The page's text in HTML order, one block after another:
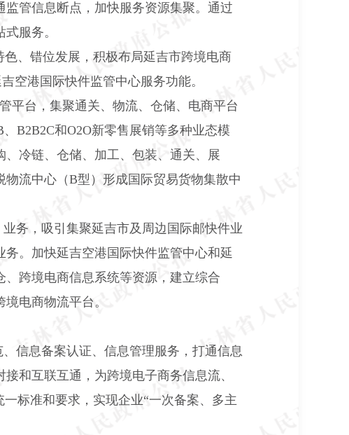
管信息断点，加快服务资源集聚。通过
服务。
、错位发展，积极布局延吉市跨境电商
空港国际快件监管中心服务功能。
平台，集聚通关、物流、仓储、电商平台
、 B2B2C和O2O新零售展销等多种业态模
冷链、仓储、加工、包装、通关、展
物流中心（B型）形成国际贸易货物集散中
业务，吸引集聚延吉市及周边国际邮快件业
。加快延吉空港国际快件监管中心和延
跨境电商信息系统等资源，建立综合
电商物流平台。
信息备案认证、信息管理服务，打通信息
和互联互通，为跨境电子商务信息流、
标准和要求，实现企业“一次备案、多主